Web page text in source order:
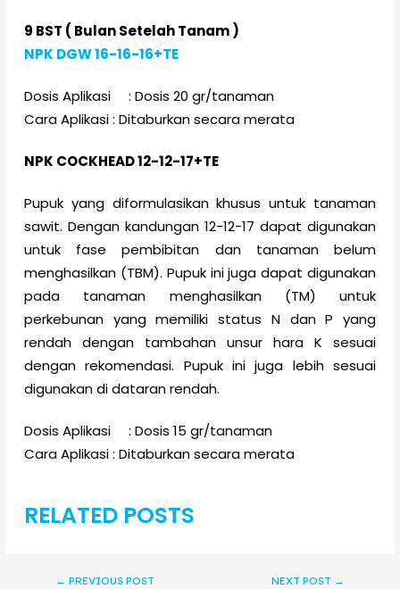
9 BST ( Bulan Setelah Tanam )
NPK DGW 16-16-16+TE
Dosis Aplikasi : Dosis 20 gr/tanaman
Cara Aplikasi : Ditaburkan secara merata
NPK COCKHEAD 12-12-17+TE
Pupuk yang diformulasikan khusus untuk tanaman
sawit. Dengan kandungan 12-12-17 dapat digunakan
untuk fase pembibitan dan tanaman belum
menghasilkan (TBM). Pupuk ini juga dapat digunakan
pada tanaman menghasilkan (TM) untuk
perkebunan yang memiliki status N dan P yang
rendah dengan tambahan unsur hara K sesuai
dengan rekomendasi. Pupuk ini juga lebih sesuai
digunakan di dataran rendah.
Dosis Aplikasi : Dosis 15 gr/tanaman
Cara Aplikasi : Ditaburkan secara merata
RELATED POSTS
← PREVIOUS POST NEXT POST →